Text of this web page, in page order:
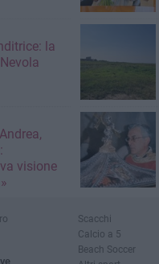
la
visione
Scacchi
Calcio a 5
Beach Soccer